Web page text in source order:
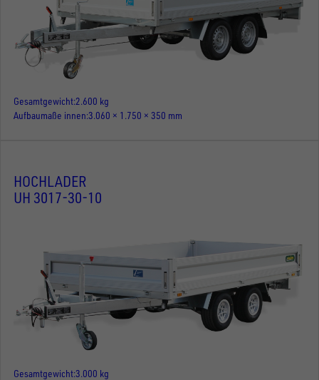
Gesamtgewicht 2.600 kg
Aufbaumaße innen 3.060 × 1.750 × 350 mm
HOCHLADER
UH 3017-30-10
Gesamtgewicht3.000 kg